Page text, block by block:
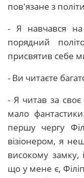
пов'язане з
- Я навчався на
порядний
присвятив себе
- Ви читаєте
- Я читав за
мало
першу чергу
візіонером, я
високому замку,
що у мене є,